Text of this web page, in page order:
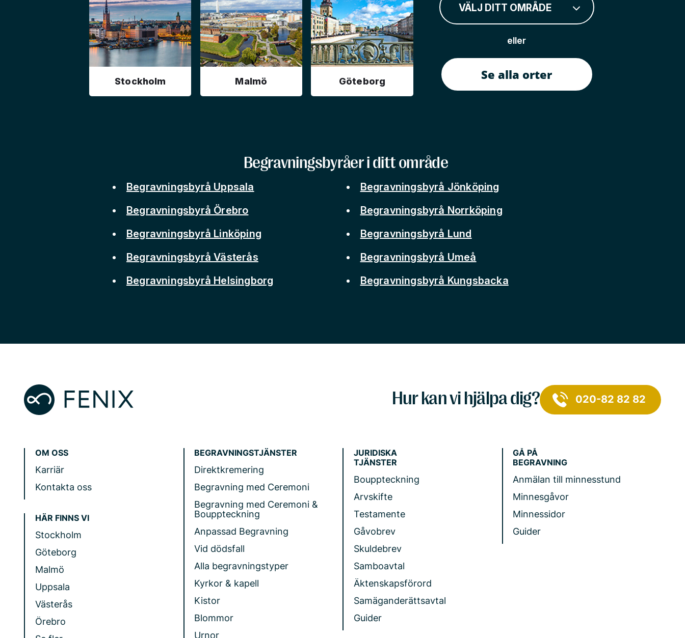
Stockholm Malmö Göteborg
VÄLJ DITT OMRÅDE
eller
Se alla orter
Begravningsbyråer i ditt område
Begravningsbyrå Uppsala
Begravningsbyrå Örebro
Begravningsbyrå Linköping
Begravningsbyrå Västerås
Begravningsbyrå Helsingborg
Begravningsbyrå Jönköping
Begravningsbyrå Norrköping
Begravningsbyrå Lund
Begravningsbyrå Umeå
Begravningsbyrå Kungsbacka
Hur kan vi hjälpa dig? 020-82 82 82
OM OSS
Karriär
Kontakta oss
HÄR FINNS VI
Stockholm
Göteborg
Malmö
Uppsala
Västerås
Örebro
BEGRAVNINGSTJÄNSTER
Direktkremering
Begravning med Ceremoni
Begravning med Ceremoni &
Bouppteckning
Anpassad Begravning
Vid dödsfall
Alla begravningstyper
Kyrkor & kapell
Kistor
Blommor
Urnor
JURIDISKA
TJÄNSTER
Bouppteckning
Arvskifte
Testamente
Gåvobrev
Skuldebrev
Samboavtal
Äktenskapsförord
Samäganderättsavtal
Guider
GÅ PÅ
BEGRAVNING
Anmälan till minnesstund
Minnesgåvor
Minnessidor
Guider